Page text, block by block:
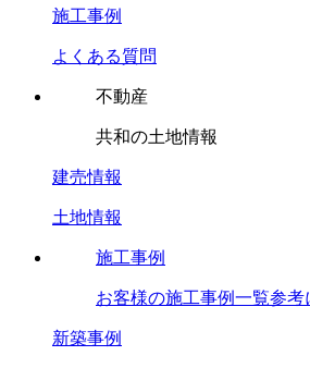
施工事例
よくある質問
不動産
共和の土地情報
建売情報
土地情報
施工事例
お客様の施工事例一覧参考
新築事例